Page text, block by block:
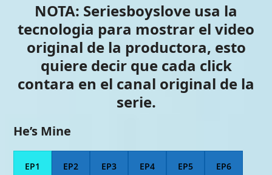
NOTA: Seriesboyslove usa la
tecnologia para mostrar el video
original de la productora, esto
quiere decir que cada click
contara en el canal original de la
serie.
He’s Mine
EP1 EP2 EP3 EP4 EP5 EP6